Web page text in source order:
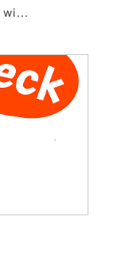
wi...